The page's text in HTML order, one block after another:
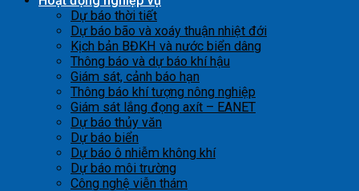
Dự báo thời tiết
Dự báo bão và xoáy thuận nhiệt đới
Kịch bản BĐKH và nước biển dâng
Thông báo và dự báo khí hậu
Giám sát, cảnh báo hạn
Thông báo khí tượng nông nghiệp
Giám sát lắng đọng axít – EANET
Dự báo thủy văn
Dự báo biển
Dự báo ô nhiễm không khí
Dự báo môi trường
Công nghệ viễn thám